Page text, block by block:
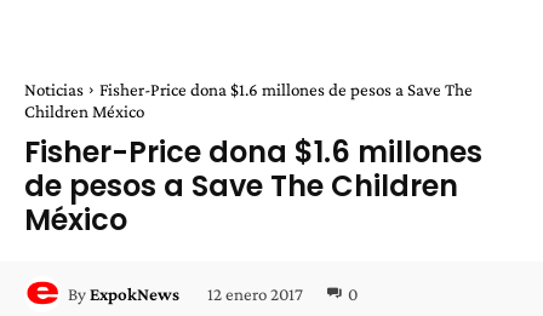
Noticias
Fisher-Price dona $1.6 millones de pesos a Save The
Children México
Fisher-Price dona $1.6 millones
de pesos a Save The Children
México
ByExpokNews 12 enero 2017 0